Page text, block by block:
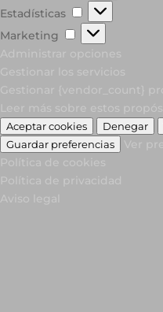
Estadísticas
Estadísticas
Marketing
Marketing
Aceptar cookies Denegar
Guardar preferencias